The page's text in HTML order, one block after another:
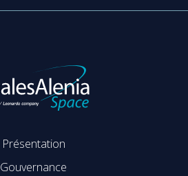
Présentation
Gouvernance